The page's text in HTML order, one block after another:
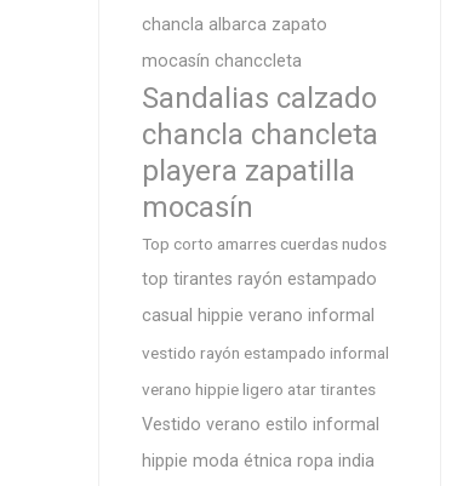
chancla albarca zapato
mocasín chanccleta
Sandalias calzado
chancla chancleta
playera zapatilla
mocasín
Top corto amarres cuerdas nudos
top tirantes rayón estampado
casual hippie verano informal
vestido rayón estampado informal
verano hippie ligero atar tirantes
Vestido verano estilo informal
hippie moda étnica ropa india